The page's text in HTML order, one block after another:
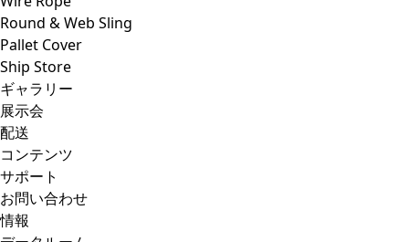
Round & Web Sling
Pallet Cover
Ship Store
ギャラリー
展示会
配送
コンテンツ
サポート
お問い合わせ
情報